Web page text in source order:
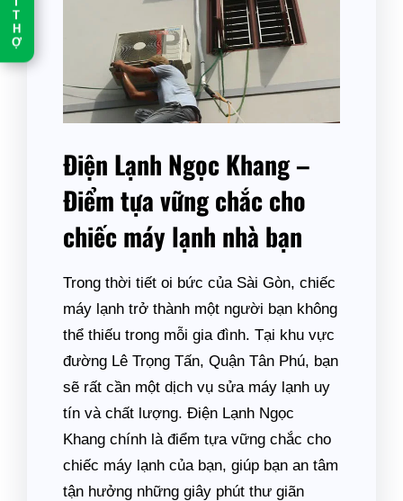
T
T
H
Ợ
Điện Lạnh Ngọc Khang –
Điểm tựa vững chắc cho
chiếc máy lạnh nhà bạn
Trong thời tiết oi bức của Sài Gòn, chiếc
máy lạnh trở thành một người bạn không
thể thiếu trong mỗi gia đình. Tại khu vực
đường Lê Trọng Tấn, Quận Tân Phú, bạn
sẽ rất cần một dịch vụ sửa máy lạnh uy
tín và chất lượng. Điện Lạnh Ngọc
Khang chính là điểm tựa vững chắc cho
chiếc máy lạnh của bạn, giúp bạn an tâm
tận hưởng những giây phút thư giãn